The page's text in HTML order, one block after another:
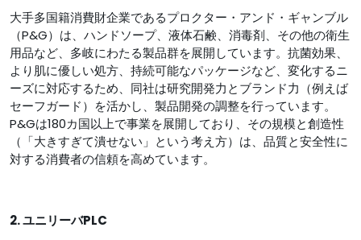
大手多国籍消費財企業であるプロクター・アンド・ギャンブル
（P&G）は、ハンドソープ、液体石鹸、消毒剤、その他の衛生
用品など、多岐にわたる製品群を展開しています。抗菌効果、
より肌に優しい処方、持続可能なパッケージなど、変化するニ
ーズに対応するため、同社は研究開発力とブランド力（例えば
セーフガード）を活かし、製品開発の調整を行っています。
P&Gは180カ国以上で事業を展開しており、その規模と創造性
（「大きすぎて潰せない」という考え方）は、品質と安全性に
対する消費者の信頼を高めています。
2. ユニリーバPLC